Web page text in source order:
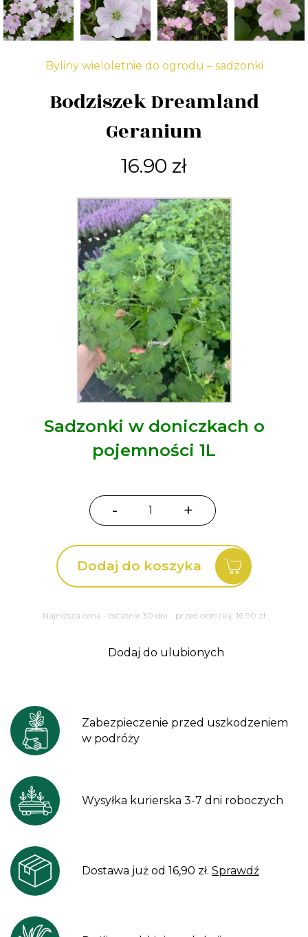
Byliny wieloletnie do ogrodu – sadzonki
Bodziszek Dreamland
Geranium
16.90 zł
Sadzonki w doniczkach o
pojemności 1L
-
ilość
Dreamland
Geranium
+
Dodaj do koszyka
Najniższa cena - ostatnie 30 dni - przed obniżką: 16.90 zł
Dodaj do ulubionych
Zabezpieczenie przed uszkodzeniem
w podróży
Wysyłka kurierska 3-7 dni roboczych
Dostawa już od 16,90 zł. Sprawdź